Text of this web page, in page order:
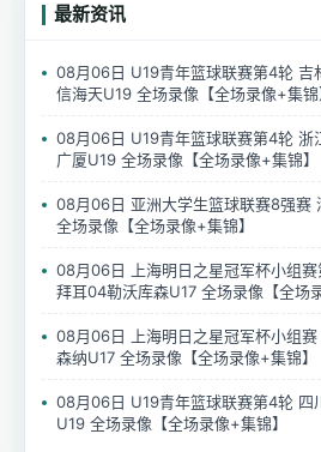
最新资讯
08月06日 U19青年篮球联赛第4轮 吉
信海天U19 全场录像【全场录像+集锦
08月06日 U19青年篮球联赛第4轮 浙
广厦U19 全场录像【全场录像+集锦】
08月06日 亚洲大学生篮球联赛8强赛
全场录像【全场录像+集锦】
08月06日 上海明日之星冠军杯小组
拜耳04勒沃库森U17 全场录像【全场
08月06日 上海明日之星冠军杯小组
森纳U17 全场录像【全场录像+集锦】
08月06日 U19青年篮球联赛第4轮 四
U19 全场录像【全场录像+集锦】